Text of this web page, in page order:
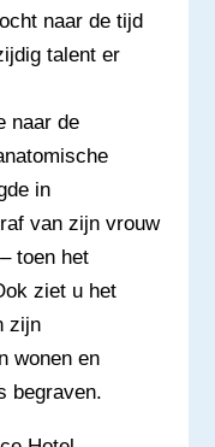
naar de tijd
talent er
naar de
in
van zijn vrouw
toen het
ziet u het
zijn
wonen en
begraven.